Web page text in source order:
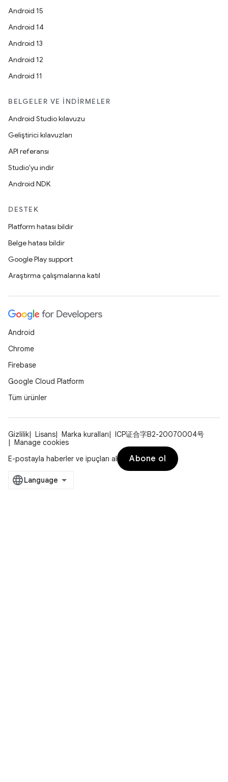
Android 15
Android 14
Android 13
Android 12
Android 11
BELGELER VE İNDIRMELER
Android Studio kılavuzu
Geliştirici kılavuzları
API referansı
Studio'yu indir
Android NDK
DESTEK
Platform hatası bildir
Belge hatası bildir
Google Play support
Araştırma çalışmalarına katıl
Android
Chrome
Firebase
Google Cloud Platform
Tüm ürünler
Gizlilik Lisans Marka kuralları
ICP证合字B2-20070004号
Manage cookies
E-postayla haberler ve ipuçları al
Abone ol